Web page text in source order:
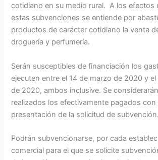
cotidiano en su medio rural. A los efectos
estas subvenciones se entiende por
productos de carácter cotidiano la venta
droguería y perfumería.
Serán susceptibles de financiación los
ejecuten entre el 14 de marzo de 2020 y
de 2020, ambos inclusive. Se
realizados los efectivamente pagados con
presentación de la solicitud de subvención.
Podrán subvencionarse, por cada
comercial para el que se solicite